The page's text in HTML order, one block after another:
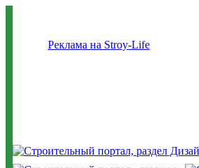
Реклама на Stroy-Life